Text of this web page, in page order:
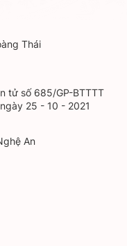
Thái
tử số 685/GP-BTTTT
25 - 10 - 2021
An